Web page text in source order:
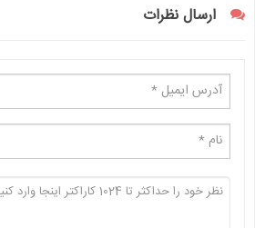
ارسال نظرات